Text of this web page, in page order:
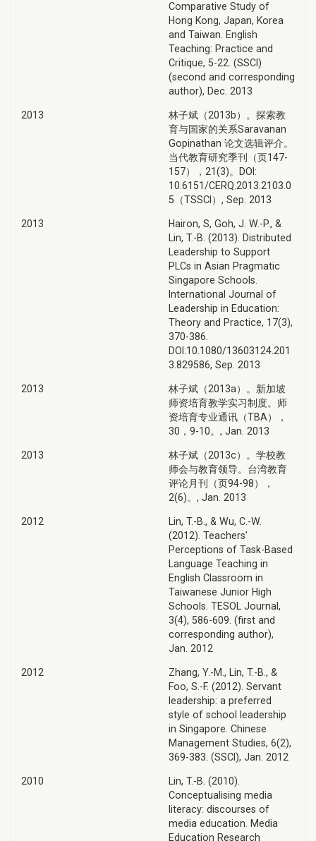
Comparative Study of
Hong Kong, Japan, Korea
and Taiwan. English
Teaching: Practice and
Critique, 5-22. (SSCI)
(second and corresponding
author), Dec. 2013
2013
林子斌（2013b）。探索教
育与国家的关系Saravanan
Gopinathan 论文选辑评介。
当代教育研究季刊（页147-
157），21(3)。DOI:
10.6151/CERQ.2013.2103.0
5（TSSCI）, Sep. 2013
2013
Hairon, S, Goh, J. W.-P., &
Lin, T.-B. (2013). Distributed
Leadership to Support
PLCs in Asian Pragmatic
Singapore Schools.
International Journal of
Leadership in Education:
Theory and Practice, 17(3),
370-386.
DOI:10.1080/13603124.201
3.829586, Sep. 2013
2013
林子斌（2013a）。新加坡
师资培育教学实习制度。师
资培育专业通讯（TBA），
30，9-10。, Jan. 2013
2013
林子斌（2013c）。学校教
师会与教育领导。台湾教育
评论月刊（页94-98），
2(6)。, Jan. 2013
2012
Lin, T.-B., & Wu, C.-W.
(2012). Teachers'
Perceptions of Task-Based
Language Teaching in
English Classroom in
Taiwanese Junior High
Schools. TESOL Journal,
3(4), 586-609. (first and
corresponding author),
Jan. 2012
2012
Zhang, Y.-M., Lin, T.-B., &
Foo, S.-F. (2012). Servant
leadership: a preferred
style of school leadership
in Singapore. Chinese
Management Studies, 6(2),
369-383. (SSCI), Jan. 2012
2010
Lin, T.-B. (2010).
Conceptualising media
literacy: discourses of
media education. Media
Education Research